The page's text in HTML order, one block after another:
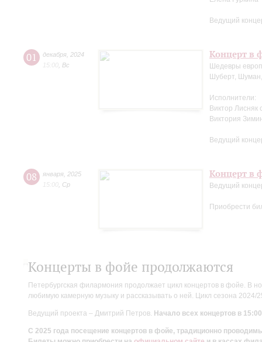
Ведущий
01 декабря 2024
15:00 Вс
Концерт в
Шедевры
Шуберт,
Исполнители:
Виктор Лисняк
Виктория
Ведущий
08 января 2025
15:00 Ср
Концерт в
Ведущий
Приобрести
Концерты в фойе продолжаются
Петербургская филармония продолжает цикл концертов в фойе. В
любимую камерную музыку и рассказывать о ней. Цикл сезона
Ведущий проекта – Дмитрий Петров. Начало всех концертов в
С 2025 года посещение концертов в фойе, традиционно